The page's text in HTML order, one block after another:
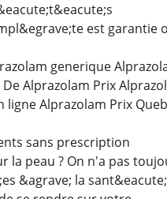
est garantie
generique
Alprazolam Prix
ligne Alprazolam Prix
sans prescription
la peau ? On n'a pas
&agrave; la